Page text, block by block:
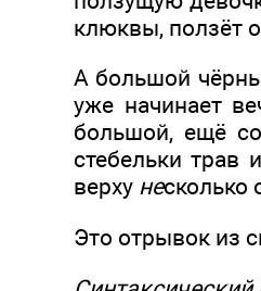
клюквы, ползёт
А большой
уже начинает
большой, ещё
стебельки трав
верху несколько
Это отрывок из